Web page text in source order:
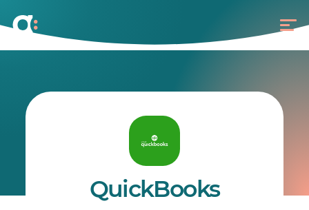
QuickBooks